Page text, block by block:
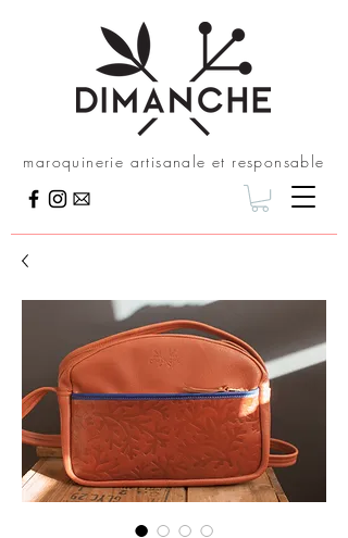
maroquinerie artisanale et responsable